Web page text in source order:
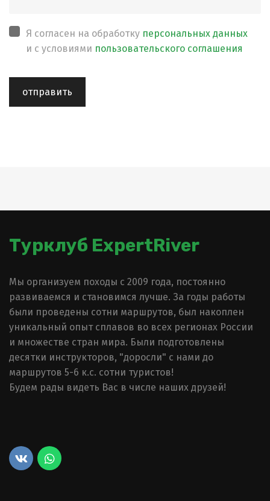
Я согласен на обработку персональных данных
и с условиями пользовательского соглашения
отправить
Турклуб ExpertRiver
Мы организуем походы с 2009 года, постоянно
развиваемся и становимся лучше. За годы работы
были проведены сотни маршрутов, был накоплен
уникальный опыт сплавов во всех регионах России
и множестве стран мира. Были подготовлены
десятки инструкторов, "доросли" с нами до
маршрутов 5-6 к.с. сотни туристов!
Будем рады видеть Вас в числе наших друзей!